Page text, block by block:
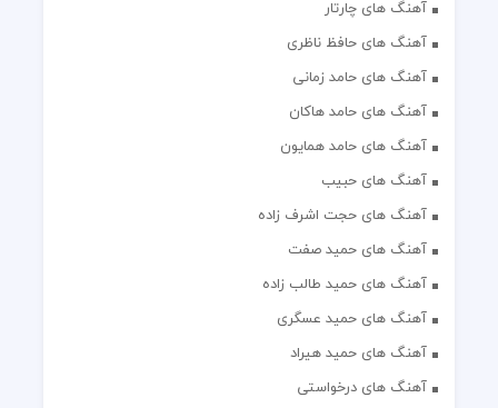
آهنگ های چارتار
آهنگ های حافظ ناظری
آهنگ های حامد زمانی
آهنگ های حامد هاکان
آهنگ های حامد همایون
آهنگ های حبیب
آهنگ های حجت اشرف زاده
آهنگ های حمید صفت
آهنگ های حمید طالب زاده
آهنگ های حمید عسگری
آهنگ های حمید هیراد
آهنگ های درخواستی